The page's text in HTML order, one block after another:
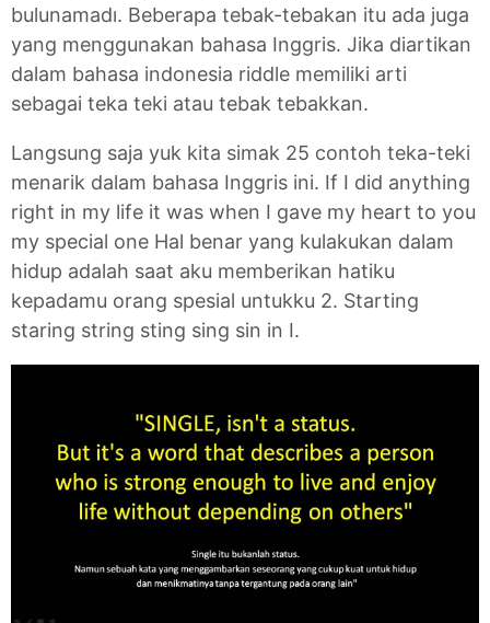
bulunamadı. Beberapa tebak-tebakan itu ada juga
yang menggunakan bahasa Inggris. Jika diartikan
dalam bahasa indonesia riddle memiliki arti
sebagai teka teki atau tebak tebakkan.
Langsung saja yuk kita simak 25 contoh teka-teki
menarik dalam bahasa Inggris ini. If I did anything
right in my life it was when I gave my heart to you
my special one Hal benar yang kulakukan dalam
hidup adalah saat aku memberikan hatiku
kepadamu orang spesial untukku 2. Starting
staring string sting sing sin in I.